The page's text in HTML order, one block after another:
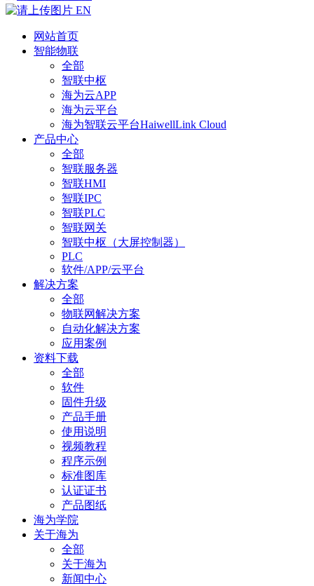
EN
网站首页
智能物联
全部
智联中枢
海为云APP
海为云平台
海为智联云平台HaiwellLink Cloud
产品中心
全部
智联服务器
智联HMI
智联IPC
智联PLC
智联网关
智联中枢（大屏控制器）
PLC
软件/APP/云平台
解决方案
全部
物联网解决方案
自动化解决方案
应用案例
资料下载
全部
软件
固件升级
产品手册
使用说明
视频教程
程序示例
标准图库
认证证书
产品图纸
海为学院
关于海为
全部
关于海为
新闻中心